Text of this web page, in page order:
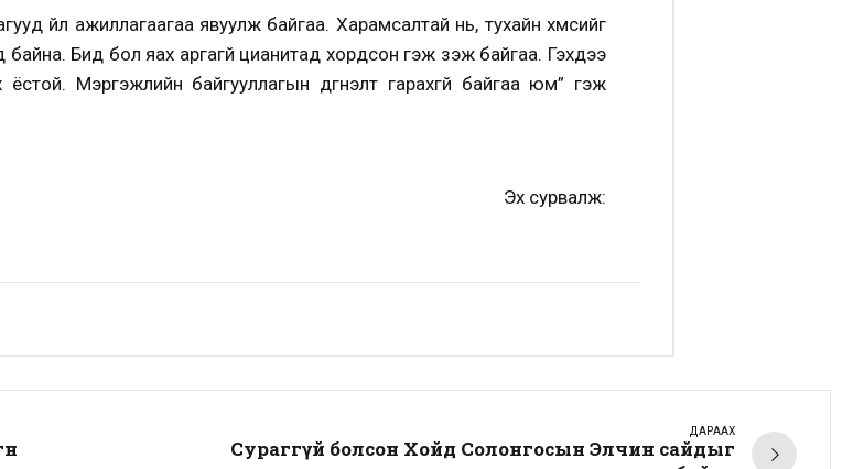
үйл ажиллагаагаа явуулж байгаа. Харамсалтай нь, тухайн хүмүүсийг
Бид бол яах аргагүй цианитад хордсон гэж үзэж байгаа. Гэхдээ
ёстой. Мэргэжлийн байгууллагын дүгнэлт гарахгүй байгаа юм” гэж
Эх сурвалж:
ДАРААХ
Сураггүй болсон Хойд Солонгосын Элчин сайдыг